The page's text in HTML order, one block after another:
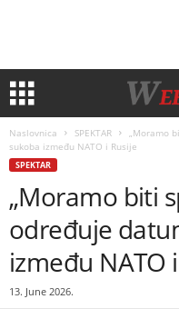
Naslovnica SPEKTAR
„Moramo
sukoba između NATO i Rusije
SPEKTAR
„Moramo biti
određuje
između NATO
13. June 2026.